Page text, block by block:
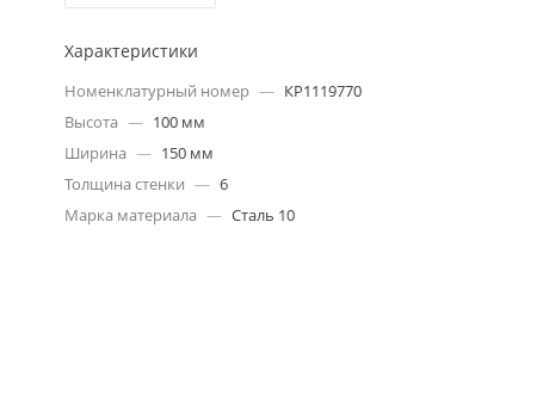
Характеристики
Номенклатурный номер — КР1119770
Высота — 100 мм
Ширина — 150 мм
Толщина стенки — 6
Марка материала — Сталь 10